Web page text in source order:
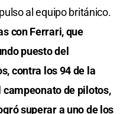
al equipo británico.
con Ferrari, que
puesto del
contra los 94 de la
campeonato de pilotos,
superar a uno de los